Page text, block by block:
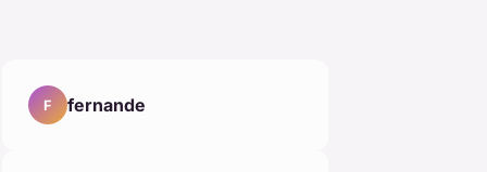
F fernande